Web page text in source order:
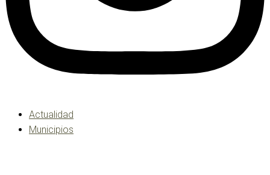
Actualidad
Municipios